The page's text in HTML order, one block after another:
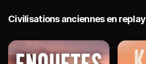
Civilisations anciennes en replay